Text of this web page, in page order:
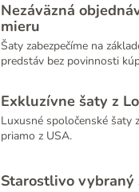
Nezáväzná
mieru
Šaty zabezpečíme na
predstáv bez povinnosti
Exkluzívne šaty z
Luxusné spoločenské šaty
priamo z USA.
Starostlivo